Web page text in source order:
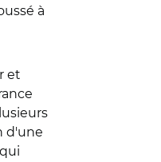
à
et
d'une